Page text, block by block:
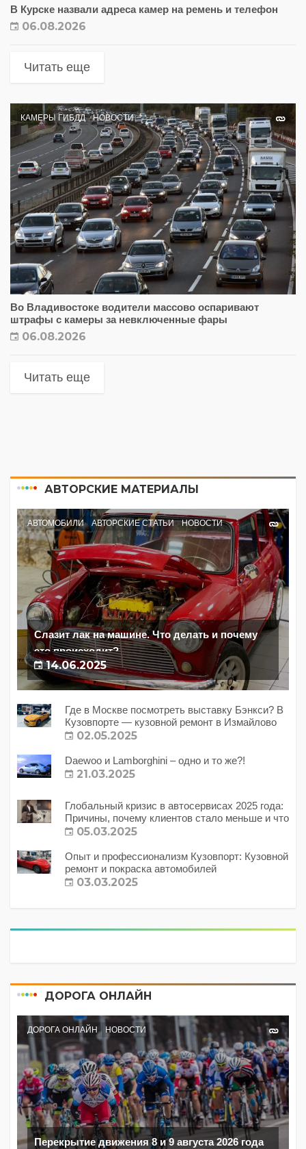
В Курске назвали адреса камер на ремень и телефон
06.08.2026
Читать еще
КАМЕРЫ ГИБДД НОВОСТИ
Во Владивостоке водители массово оспаривают
штрафы с камеры за невключенные фары
06.08.2026
Читать еще
АВТОРСКИЕ МАТЕРИАЛЫ
АВТОМОБИЛИ АВТОРСКИЕ СТАТЬИ НОВОСТИ
Слазит лак на машине. Что делать и почему
это происходит?
14.06.2025
Где в Москве посмотреть выставку Бэнкси? В
Кузовпорте — кузовной ремонт в Измайлово
02.05.2025
Daewoo и Lamborghini – одно и то же?!
21.03.2025
Глобальный кризис в автосервисах 2025 года:
Причины, почему клиентов стало меньше и что
с этим делать?
05.03.2025
Опыт и профессионализм Кузовпорт: Кузовной
ремонт и покраска автомобилей
03.03.2025
ДОРОГА ОНЛАЙН
ДОРОГА ОНЛАЙН НОВОСТИ
Перекрытие движения 8 и 9 августа 2026 года